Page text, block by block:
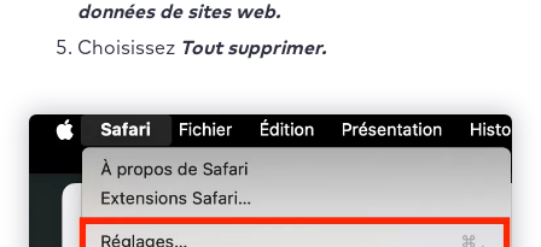
données de sites web.
Choisissez Tout supprimer.